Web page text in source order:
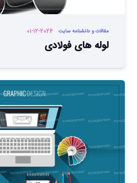
مقالات و دانشنامه سایت 01-12-2024
لوله های فولادی